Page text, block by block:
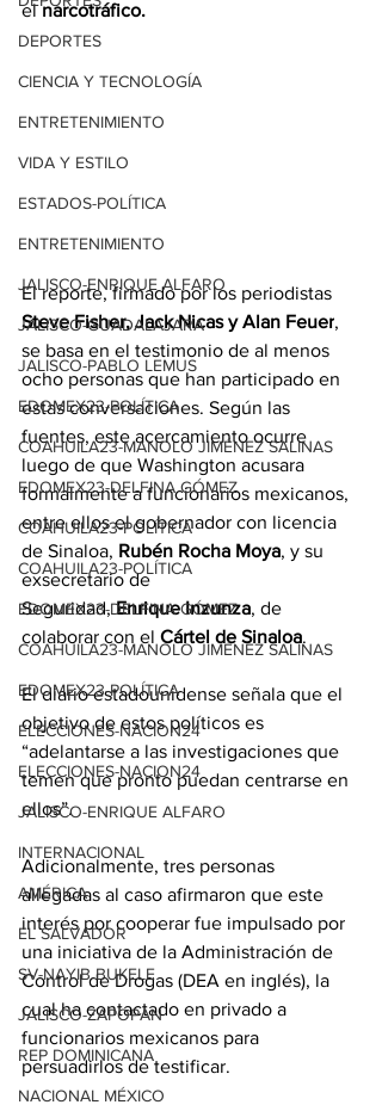
DEPORTES
CIENCIA Y TECNOLOGÍA
ENTRETENIMIENTO
VIDA Y ESTILO
ESTADOS-POLÍTICA
ENTRETENIMIENTO
JALISCO-ENRIQUE ALFARO
JALISCO-GUADALAJARA
JALISCO-PABLO LEMUS
EDOMEX23-POLÍTICA
COAHUILA23-MANOLO JIMÉNEZ SALINAS
EDOMEX23-DELFINA GÓMEZ
COAHUILA23-POLÍTICA
COAHUILA23-POLÍTICA
EDOMEX23-DELFINA GÓMEZ
COAHUILA23-MANOLO JIMÉNEZ SALINAS
EDOMEX23-POLÍTICA
ELECCIONES-NACION24
ELECCIONES-NACION24
JALISCO-ENRIQUE ALFARO
INTERNACIONAL
AMÉRICA
EL SALVADOR
SV-NAYIB BUKELE
JALISCO-ZAPOPAN
REP DOMINICANA
NACIONAL MÉXICO
el narcotráfico.
El reporte, firmado por los periodistas
Steve Fisher, Jack Nicas y Alan Feuer,
se basa en el testimonio de al menos
ocho personas que han participado en
estas conversaciones. Según las
fuentes, este acercamiento ocurre
luego de que Washington acusara
formalmente a funcionarios mexicanos,
entre ellos el gobernador con licencia
de Sinaloa, Rubén Rocha Moya, y su
exsecretario de
Seguridad, Enrique Inzunza, de
colaborar con el Cártel de Sinaloa.
El diario estadounidense señala que el
objetivo de estos políticos es
“adelantarse a las investigaciones que
temen que pronto puedan centrarse en
ellos”.
Adicionalmente, tres personas
allegadas al caso afirmaron que este
interés por cooperar fue impulsado por
una iniciativa de la Administración de
Control de Drogas (DEA en inglés), la
cual ha contactado en privado a
funcionarios mexicanos para
persuadirlos de testificar.